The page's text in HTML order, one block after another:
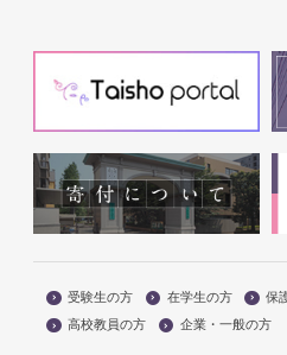
受験生の方 在学生の方 保
高校教員の方
企業・一般の方